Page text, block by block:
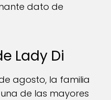
dato de
Lady Di
agosto, la familia
de las mayores